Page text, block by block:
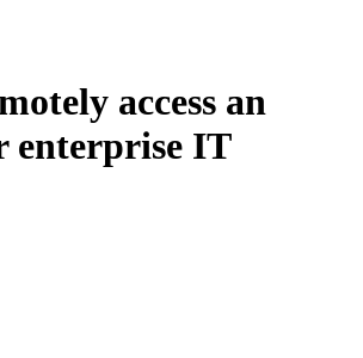
access an
enterprise IT